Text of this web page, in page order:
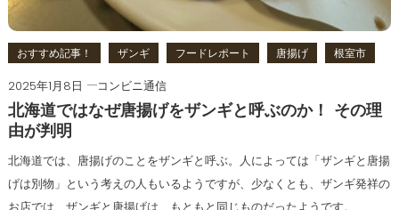
おすすめ記事！ ザンギ フードレポート 唐揚げ 根室市
2025年1月8日
コンビニ通信
北海道ではなぜ唐揚げをザンギと呼ぶのか！ その理
由が判明
北海道では、唐揚げのことをザンギと呼ぶ。人によっては「ザンギと唐揚
げは別物」という考えの人もいるようですが、少なくとも、ザンギ発祥の